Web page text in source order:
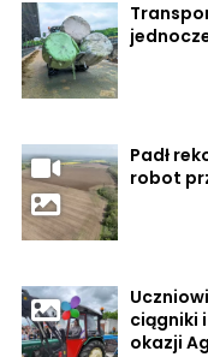
Padł
robot
ciągniki
okazji